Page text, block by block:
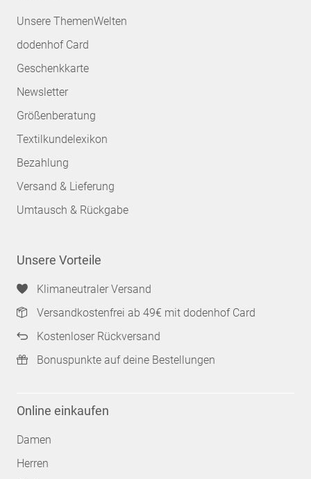
Unsere ThemenWelten
dodenhof Card
Geschenkkarte
Newsletter
Größenberatung
Textilkundelexikon
Bezahlung
Versand & Lieferung
Umtausch & Rückgabe
Unsere Vorteile
Klimaneutraler Versand
Versandkostenfrei ab 49€ mit dodenhof Card
Kostenloser Rückversand
Bonuspunkte auf deine Bestellungen
Online einkaufen
Damen
Herren